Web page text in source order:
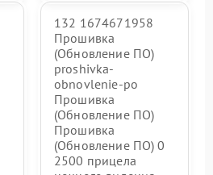
132 1674671958
Прошивка
(Обновление ПО)
proshivka-
obnovlenie-po
Прошивка
(Обновление ПО)
Прошивка
(Обновление ПО) 0
2500 прицела